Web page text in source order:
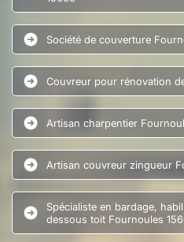
Société de couverture
Couvreur pour rénovation
Artisan charpentier
Artisan couvreur zingueur
Spécialiste en bardage,
dessous toit Fournoules